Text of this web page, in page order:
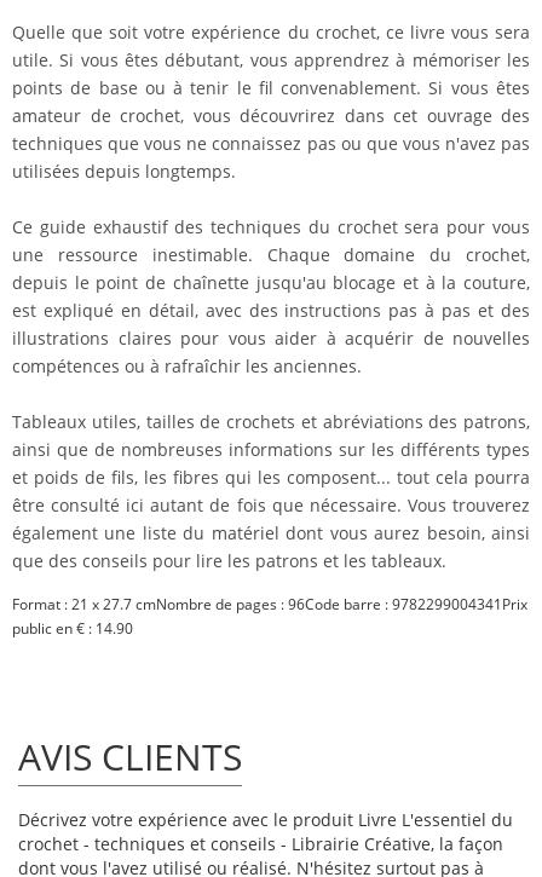
Quelle que soit votre expérience du crochet, ce livre vous sera
utile. Si vous êtes débutant, vous apprendrez à mémoriser les
points de base ou à tenir le fil convenablement. Si vous êtes
amateur de crochet, vous découvrirez dans cet ouvrage des
techniques que vous ne connaissez pas ou que vous n'avez pas
utilisées depuis longtemps.
Ce guide exhaustif des techniques du crochet sera pour vous
une ressource inestimable. Chaque domaine du crochet,
depuis le point de chaînette jusqu'au blocage et à la couture,
est expliqué en détail, avec des instructions pas à pas et des
illustrations claires pour vous aider à acquérir de nouvelles
compétences ou à rafraîchir les anciennes.
Tableaux utiles, tailles de crochets et abréviations des patrons,
ainsi que de nombreuses informations sur les différents types
et poids de fils, les fibres qui les composent... tout cela pourra
être consulté ici autant de fois que nécessaire. Vous trouverez
également une liste du matériel dont vous aurez besoin, ainsi
que des conseils pour lire les patrons et les tableaux.
Format : 21 x 27.7 cmNombre de pages : 96Code barre : 9782299004341Prix
public en € : 14.90
AVIS CLIENTS
Décrivez votre expérience avec le produit Livre L'essentiel du
crochet - techniques et conseils - Librairie Créative, la façon
dont vous l'avez utilisé ou réalisé. N'hésitez surtout pas à